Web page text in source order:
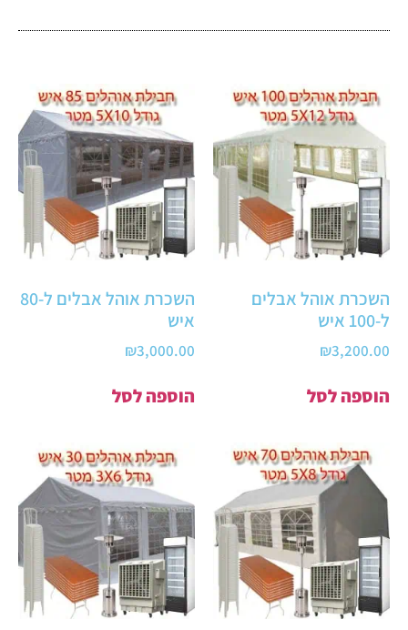
השכרת אוהל אבלים
ל-100 איש
₪3,200.00
הוספה לסל
השכרת אוהל אבלים ל-80
איש
₪3,000.00
הוספה לסל